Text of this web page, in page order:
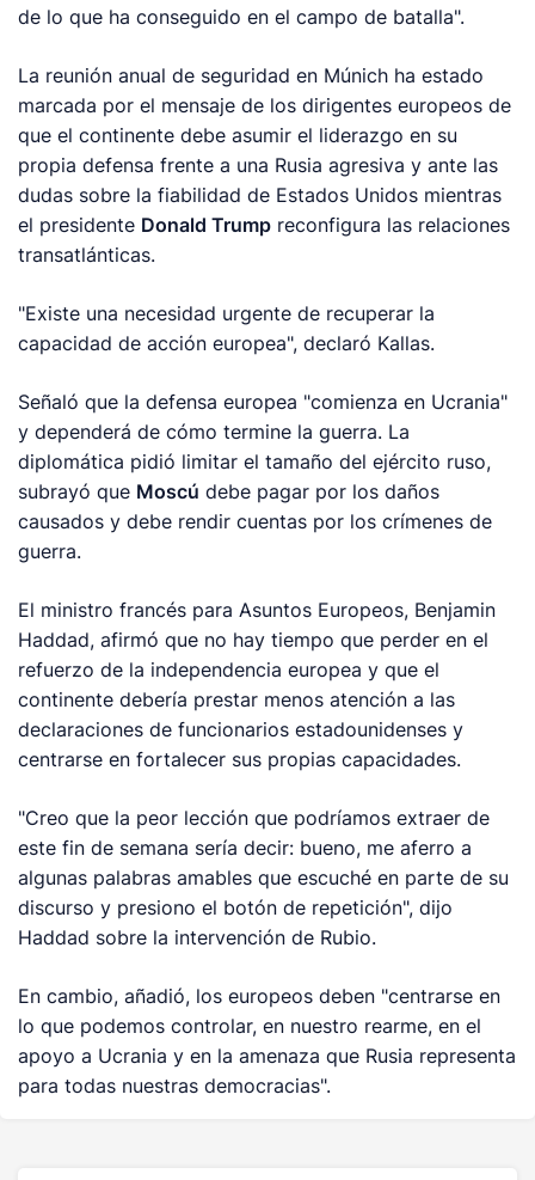
de lo que ha conseguido en el campo de batalla".
La reunión anual de seguridad en Múnich ha estado
marcada por el mensaje de los dirigentes europeos de
que el continente debe asumir el liderazgo en su
propia defensa frente a una Rusia agresiva y ante las
dudas sobre la fiabilidad de Estados Unidos mientras
el presidente Donald Trump reconfigura las relaciones
transatlánticas.
"Existe una necesidad urgente de recuperar la
capacidad de acción europea", declaró Kallas.
Señaló que la defensa europea "comienza en Ucrania"
y dependerá de cómo termine la guerra. La
diplomática pidió limitar el tamaño del ejército ruso,
subrayó que Moscú debe pagar por los daños
causados y debe rendir cuentas por los crímenes de
guerra.
El ministro francés para Asuntos Europeos, Benjamin
Haddad, afirmó que no hay tiempo que perder en el
refuerzo de la independencia europea y que el
continente debería prestar menos atención a las
declaraciones de funcionarios estadounidenses y
centrarse en fortalecer sus propias capacidades.
"Creo que la peor lección que podríamos extraer de
este fin de semana sería decir: bueno, me aferro a
algunas palabras amables que escuché en parte de su
discurso y presiono el botón de repetición", dijo
Haddad sobre la intervención de Rubio.
En cambio, añadió, los europeos deben "centrarse en
lo que podemos controlar, en nuestro rearme, en el
apoyo a Ucrania y en la amenaza que Rusia representa
para todas nuestras democracias".